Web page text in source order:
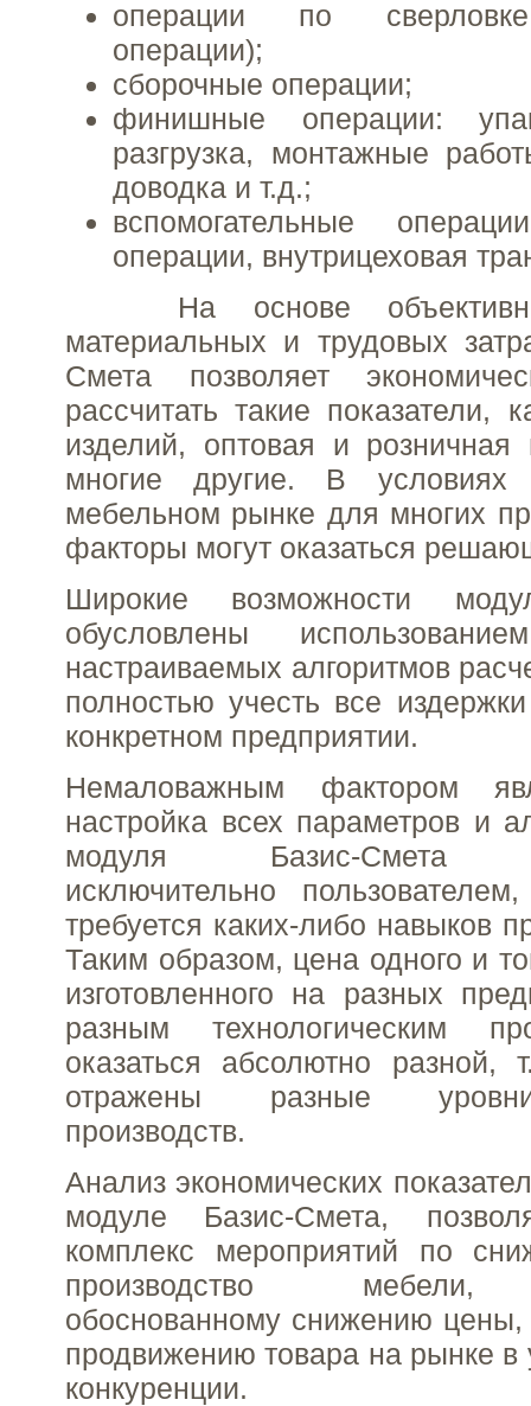
операции по
операции);
сборочные операции;
финишные операции:
разгрузка, монтажные
доводка и т.д.;
вспомогательные
операции, внутрицеховая
На основе
материальных и трудовых
Смета позволяет
рассчитать такие показатели,
изделий, оптовая и
многие другие. В условиях
мебельном рынке для многих
факторы могут оказаться
Широкие возможности
обусловлены
настраиваемых алгоритмов
полностью учесть все
конкретном предприятии.
Немаловажным фактором
настройка всех параметров и
модуля Базис-Смета
исключительно
требуется каких-либо навыков
Таким образом, цена одного и
изготовленного на разных
разным технологическим
оказаться абсолютно разной,
отражены разные
производств.
Анализ экономических
модуле Базис-Смета,
комплекс мероприятий по
производство мебели,
обоснованному снижению цены,
продвижению товара на рынке в
конкуренции.